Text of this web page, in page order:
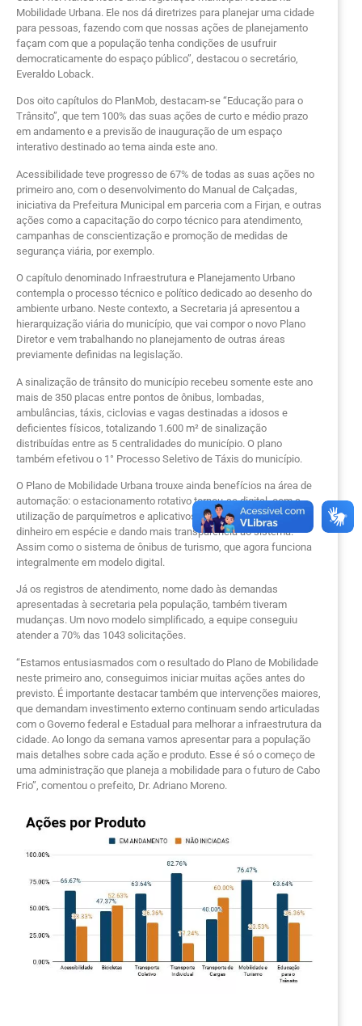
Mobilidade Urbana. Ele nos dá diretrizes para planejar uma cidade
para pessoas, fazendo com que nossas ações de planejamento
façam com que a população tenha condições de usufruir
democraticamente do espaço público”, destacou o secretário,
Everaldo Loback.
Dos oito capítulos do PlanMob, destacam-se “Educação para o
Trânsito”, que tem 100% das suas ações de curto e médio prazo
em andamento e a previsão de inauguração de um espaço
interativo destinado ao tema ainda este ano.
Acessibilidade teve progresso de 67% de todas as suas ações no
primeiro ano, com o desenvolvimento do Manual de Calçadas,
iniciativa da Prefeitura Municipal em parceria com a Firjan, e outras
ações como a capacitação do corpo técnico para atendimento,
campanhas de conscientização e promoção de medidas de
segurança viária, por exemplo.
O capítulo denominado Infraestrutura e Planejamento Urbano
contempla o processo técnico e político dedicado ao desenho do
ambiente urbano. Neste contexto, a Secretaria já apresentou a
hierarquização viária do município, que vai compor o novo Plano
Diretor e vem trabalhando no planejamento de outras áreas
previamente definidas na legislação.
A sinalização de trânsito do município recebeu somente este ano
mais de 350 placas entre pontos de ônibus, lombadas,
ambulâncias, táxis, ciclovias e vagas destinadas a idosos e
deficientes físicos, totalizando 1.600 m² de sinalização
distribuídas entre as 5 centralidades do município. O plano
também efetivou o 1° Processo Seletivo de Táxis do município.
O Plano de Mobilidade Urbana trouxe ainda benefícios na área de
automação: o estacionamento rotativo tornou-se digital, com a
utilização de parquímetros e aplicativos, retirando a circulação de
dinheiro em espécie e dando mais transparência ao sistema.
Assim como o sistema de ônibus de turismo, que agora funciona
integralmente em modelo digital.
Já os registros de atendimento, nome dado às demandas
apresentadas à secretaria pela população, também tiveram
mudanças. Um novo modelo simplificado, a equipe conseguiu
atender a 70% das 1043 solicitações.
“Estamos entusiasmados com o resultado do Plano de Mobilidade
neste primeiro ano, conseguimos iniciar muitas ações antes do
previsto. É importante destacar também que intervenções maiores,
que demandam investimento externo continuam sendo articuladas
com o Governo federal e Estadual para melhorar a infraestrutura da
cidade. Ao longo da semana vamos apresentar para a população
mais detalhes sobre cada ação e produto. Esse é só o começo de
uma administração que planeja a mobilidade para o futuro de Cabo
Frio”, comentou o prefeito, Dr. Adriano Moreno.